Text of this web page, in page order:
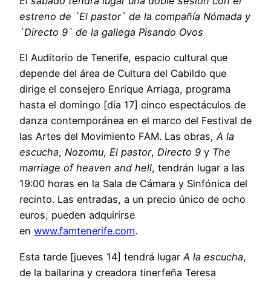
estreno de `El pastor` de la compañía Nómada y
`Directo 9` de la gallega Pisando Ovos
El Auditorio de Tenerife, espacio cultural que
depende del área de Cultura del Cabildo que
dirige el consejero Enrique Arriaga, programa
hasta el domingo [día 17] cinco espectáculos de
danza contemporánea en el marco del Festival de
las Artes del Movimiento FAM. Las obras,A la
escucha, Nozomu, El pastor, Directo 9 y The
marriage of heaven and hell, tendrán lugar a las
19:00 horas en la Sala de Cámara y Sinfónica del
recinto. Las entradas, a un precio único de ocho
euros, pueden adquirirse
en www.famtenerife.com.
Esta tarde [jueves 14] tendrá lugar A la escucha,
de la bailarina y creadora tinerfeña Teresa